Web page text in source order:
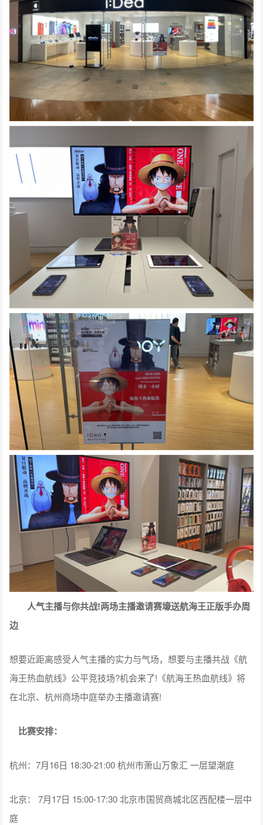
人气主播与你共战!两场主播邀请赛壕送航海王正版手办周
边
想要近距离感受人气主播的实力与气场，想要与主播共战《航
海王热血航线》公平竞技场?机会来了!《航海王热血航线》将
在北京、杭州商场中庭举办主播邀请赛!
比赛安排：
杭州：7月16日 18:30-21:00 杭州市萧山万象汇 一层望潮庭
北京： 7月17日 15:00-17:30 北京市国贸商城北区西配楼一层中
庭